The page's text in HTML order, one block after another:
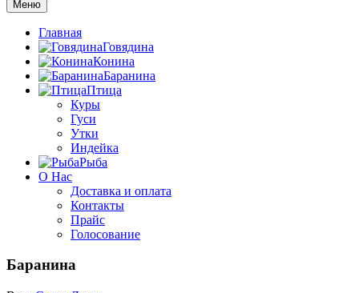
Меню
Главная
Говядина
Конина
Баранина
Птица
Куры
Гуси
Утки
Индейка
Рыба
О Нас
Доставка и оплата
Контакты
Прайс
Голосование
Баранина